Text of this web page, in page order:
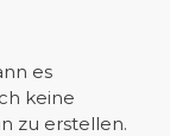
es
keine
zu erstellen.